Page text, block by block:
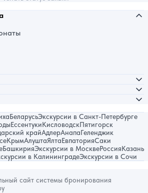
БеларусьЭкскурсии в Санкт-Петербурге
ЕссентукиКисловодскПятигорск
крайАдлерАнапаГеленджик
КрымАлуштаЯлтаЕвпаторияСаки
БашкирияЭкскурсии в МосквеРоссияКазань
в КалининградеЭкскурсии в Сочи
сайт системы бронирования